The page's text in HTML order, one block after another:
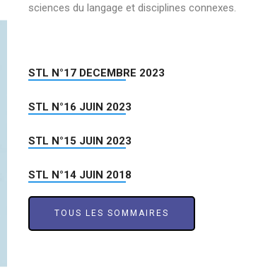
sciences du langage et disciplines connexes.
STL N°17 DECEMBRE 2023
STL N°16 JUIN 2023
STL N°15 JUIN 2023
STL N°14 JUIN 2018
TOUS LES SOMMAIRES